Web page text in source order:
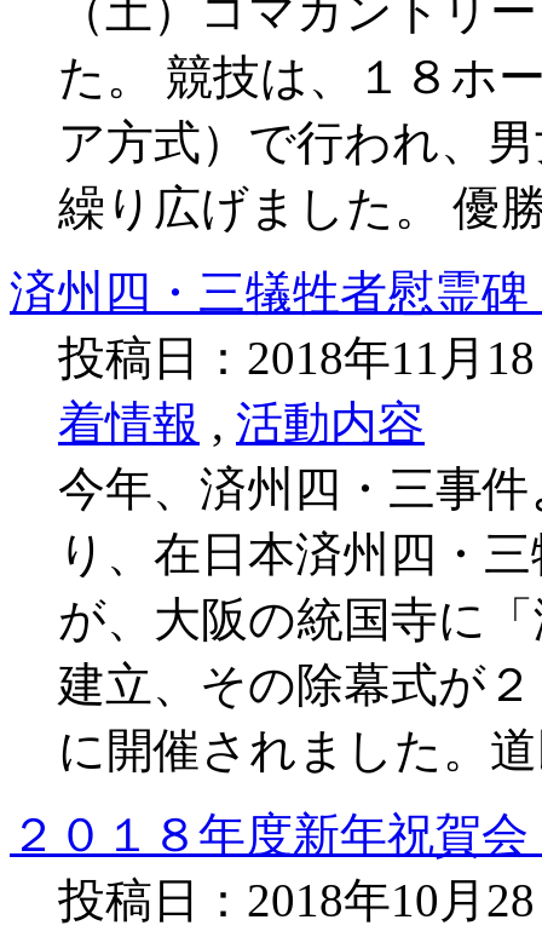
（土）コマカントリ
た。 競技は、１８ホ
ア方式）で行われ、
繰り広げました。 優
済州四・三犠牲者慰霊
投稿日：2018年11月
着情報 , 活動内容
今年、済州四・三事
り、在日本済州四・
が、大阪の統国寺に
建立、その除幕式が
に開催されました。
２０１８年度新年祝賀
投稿日：2018年10月